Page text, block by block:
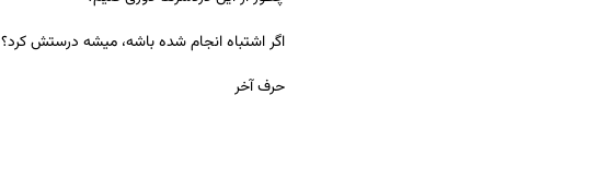
اگر اشتباه انجام شده باشه، میشه درستش کرد؟
حرف آخر